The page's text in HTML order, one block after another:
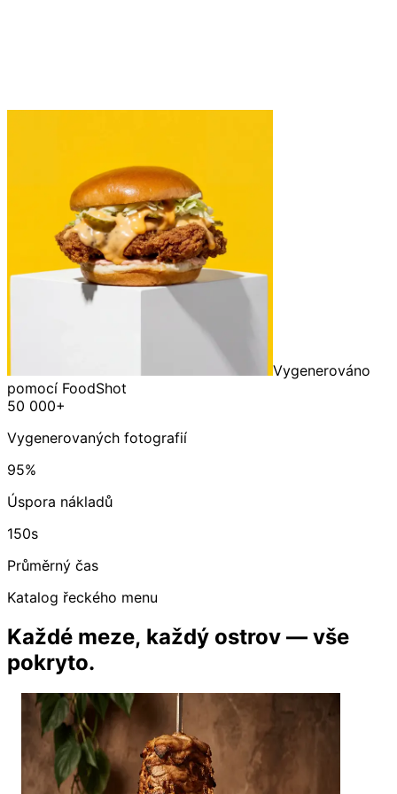
Vygenerováno
pomocí FoodShot
50 000+
Vygenerovaných fotografií
95%
Úspora nákladů
150s
Průměrný čas
Katalog řeckého menu
Každé meze, každý ostrov — vše
pokryto.